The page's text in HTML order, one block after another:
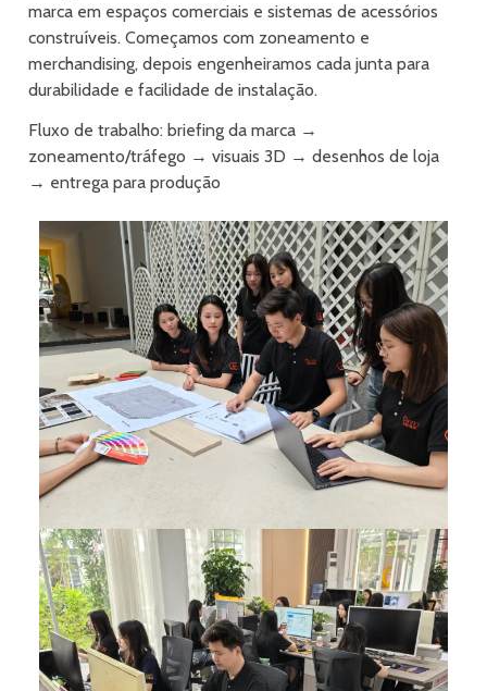
marca em espaços comerciais e sistemas de acessórios
construíveis. Começamos com zoneamento e
merchandising, depois engenheiramos cada junta para
durabilidade e facilidade de instalação.
Fluxo de trabalho: briefing da marca →
zoneamento/tráfego → visuais 3D → desenhos de loja
→ entrega para produção